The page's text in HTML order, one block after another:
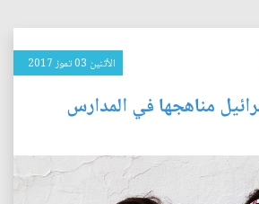
الأثنين 03 تموز 2017
مناهجها في المدارس